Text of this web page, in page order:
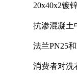
20x40x2镀
抗渗混凝土
法兰PN25
消费者对洗